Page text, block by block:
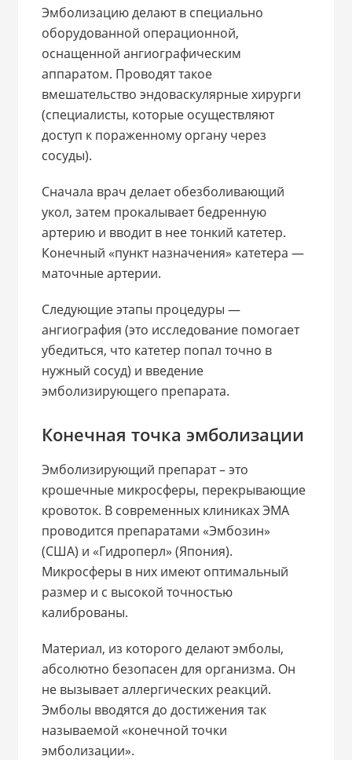
Эмболизацию делают в специально
оборудованной операционной,
оснащенной ангиографическим
аппаратом. Проводят такое
вмешательство эндоваскулярные хирурги
(специалисты, которые осуществляют
доступ к пораженному органу через
сосуды).
Сначала врач делает обезболивающий
укол, затем прокалывает бедренную
артерию и вводит в нее тонкий катетер.
Конечный «пункт назначения» катетера —
маточные артерии.
Следующие этапы процедуры —
ангиография (это исследование помогает
убедиться, что катетер попал точно в
нужный сосуд) и введение
эмболизирующего препарата.
Конечная точка эмболизации
Эмболизирующий препарат – это
крошечные микросферы, перекрывающие
кровоток. В современных клиниках ЭМА
проводится препаратами «Эмбозин»
(США) и «Гидроперл» (Япония).
Микросферы в них имеют оптимальный
размер и с высокой точностью
калиброваны.
Материал, из которого делают эмболы,
абсолютно безопасен для организма. Он
не вызывает аллергических реакций.
Эмболы вводятся до достижения так
называемой «конечной точки
эмболизации».